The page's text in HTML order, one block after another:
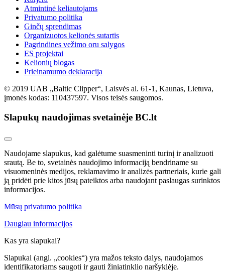
Atmintinė keliautojams
Privatumo politika
Ginčų sprendimas
Organizuotos kelionės sutartis
Pagrindines vežimo oru salygos
ES projektai
Kelionių blogas
Prieinamumo deklaracija
© 2019 UAB „Baltic Clipper“, Laisvės al. 61-1, Kaunas, Lietuva,
įmonės kodas: 110437597. Visos teisės saugomos.
Slapukų naudojimas svetainėje BC.lt
Naudojame slapukus, kad galėtume suasmeninti turinį ir analizuoti
srautą. Be to, svetainės naudojimo informaciją bendriname su
visuomeninės medijos, reklamavimo ir analizės partneriais, kurie gali
ją pridėti prie kitos jūsų pateiktos arba naudojant paslaugas surinktos
informacijos.
Mūsų privatumo politika
Daugiau informacijos
Kas yra slapukai?
Slapukai (angl. „cookies“) yra mažos teksto dalys, naudojamos
identifikatoriams saugoti ir gauti žiniatinklio naršyklėje.